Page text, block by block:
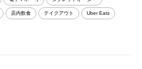
店内飲食 テイクアウト Uber Eats